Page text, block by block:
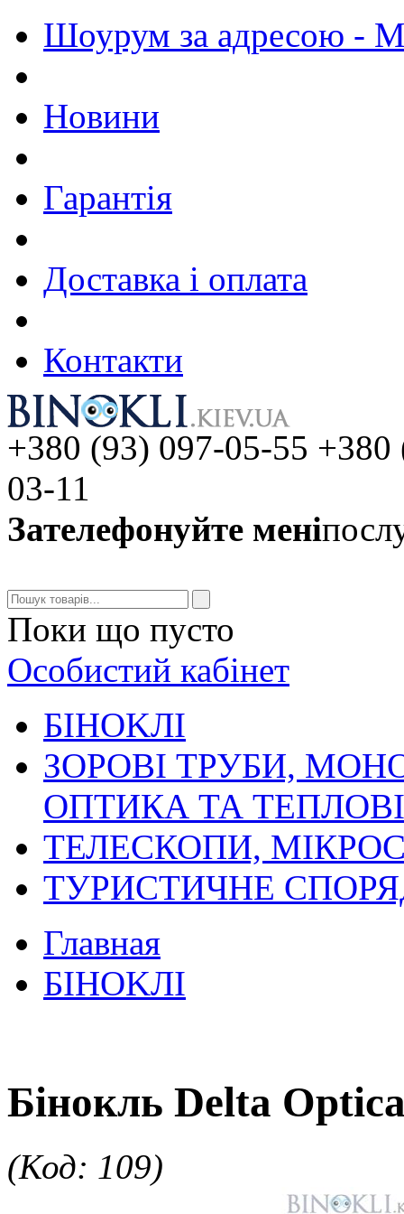
Шоурум за адресою - М.
Новини
Гарантія
Доставка і оплата
Контакти
+380 (93) 097-05-55
03-11
Зателефонуйте мені
Поки що пусто
Особистий кабінет
БIHOKЛI
ЗОРОВІ ТРУБИ,
ОПТИКА ТА
ТЕЛЕСКОПИ,
ТУРИСТИЧНЕ
Главная
БIHOKЛI
Бінокль Delta
(Код: 109)